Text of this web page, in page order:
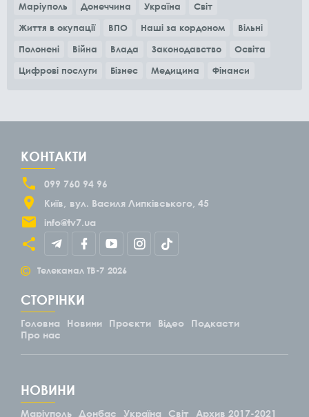
Маріуполь Донеччина Україна
Світ
Життя в окупації
ВПО Наші за кордоном
Вільні
Полонені
Війна Влада Законодавство
Освіта
Цифрові послуги
Бізнес Медицина Фінанси
КОНТАКТИ
099 760 94 96
Київ
вул. Василя Липківського, 45
info@tv7.ua
© Телеканал ТВ-7 2026
СТОРІНКИ
Головна Новини Проєкти Відео
Подкасти
Про нас
НОВИНИ
Маріуполь Донбас Україна Світ Архив 2017-2021